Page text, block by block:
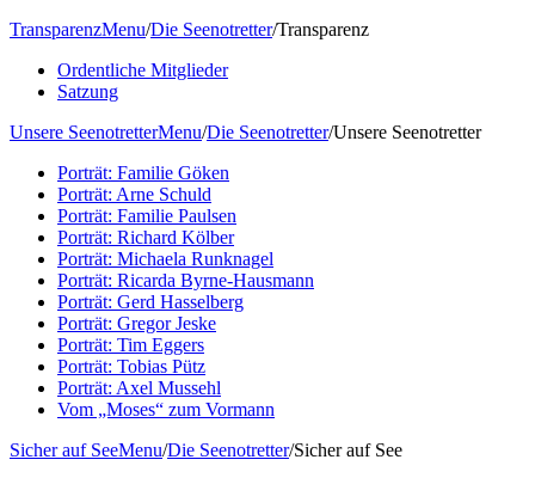
TransparenzMenu/Die Seenotretter/Transparenz
Ordentliche Mitglieder
Satzung
Unsere SeenotretterMenu/Die Seenotretter/Unsere Seenotretter
Porträt: Familie Göken
Porträt: Arne Schuld
Porträt: Familie Paulsen
Porträt: Richard Kölber
Porträt: Michaela Runknagel
Porträt: Ricarda Byrne-Hausmann
Porträt: Gerd Hasselberg
Porträt: Gregor Jeske
Porträt: Tim Eggers
Porträt: Tobias Pütz
Porträt: Axel Mussehl
Vom „Moses“ zum Vormann
Sicher auf SeeMenu/Die Seenotretter/Sicher auf See